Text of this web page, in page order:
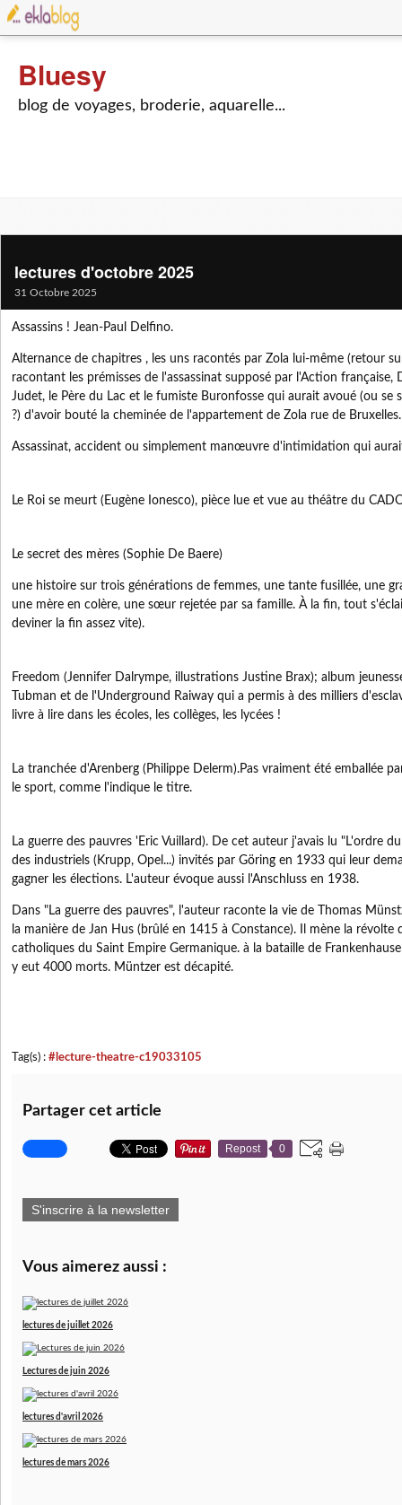
Bluesy
blog de voyages, broderie, aquarelle...
lectures d'octobre 2025
31 Octobre 2025
Assassins ! Jean-Paul Delfino.
Alternance de chapitres , les uns racontés par Zola lui-même (retour
racontant les prémisses de l'assassinat supposé par l'Action
Judet, le Père du Lac et le fumiste Buronfosse qui aurait avoué (ou se
?) d'avoir bouté la cheminée de l'appartement de Zola rue de Bruxelles.
Assassinat, accident ou simplement manœuvre d'intimidation qui
Le Roi se meurt (Eugène Ionesco), pièce lue et vue au théâtre du
Le secret des mères (Sophie De Baere)
une histoire sur trois générations de femmes, une tante fusillée, une
une mère en colère, une sœur rejetée par sa famille. À la fin, tout
deviner la fin assez vite).
Freedom (Jennifer Dalrympe, illustrations Justine Brax); album
Tubman et de l'Underground Raiway qui a permis à des milliers
livre à lire dans les écoles, les collèges, les lycées !
La tranchée d'Arenberg (Philippe Delerm).Pas vraiment été emballée
le sport, comme l'indique le titre.
La guerre des pauvres 'Eric Vuillard). De cet auteur j'avais lu "L'ordre
des industriels (Krupp, Opel...) invités par Göring en 1933 qui leur
gagner les élections. L'auteur évoque aussi l'Anschluss en 1938.
Dans "La guerre des pauvres", l'auteur raconte la vie de Thomas
la manière de Jan Hus (brûlé en 1415 à Constance). Il mène la révolte
catholiques du Saint Empire Germanique. à la bataille de
y eut 4000 morts. Müntzer est décapité.
Tag(s) : #lecture-theatre-c19033105
Partager cet article
Repost 0
S'inscrire à la newsletter
Vous aimerez aussi :
lectures de juillet 2026
Lectures de juin 2026
lectures d'avril 2026
lectures de mars 2026